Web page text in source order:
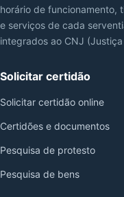
horário de funcionamento,
e serviços de cada
integrados ao CNJ
Solicitar certidão
Solicitar certidão online
Certidões e documentos
Pesquisa de protesto
Pesquisa de bens